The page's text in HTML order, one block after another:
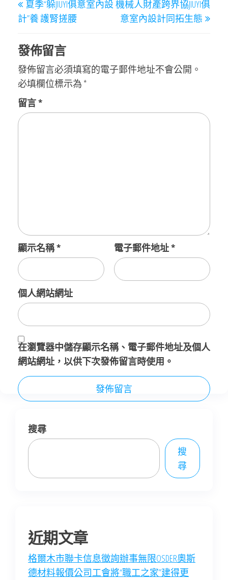
章
導
覽
Post夏季“躲JIUYI俱意室內設
計”養 護腎搓腰
Post
機械人財產跨界協JIUYI俱
意室內設計同拓生態
發佈留言
發佈留言必須填寫的電子郵件地址不會公開。
必填欄位標示為 *
留言*
顯示名稱* 電子郵件地址*
個人網站網址
在瀏覽器中儲存顯示名稱、電子郵件地址及個人
網站網址，以供下次發佈留言時使用。
搜尋
搜
尋
近期文章
格爾木市聯卡信息徵詢辦事無限OSDER奧斯
德材料報價公司工會將“職工之家”建得更